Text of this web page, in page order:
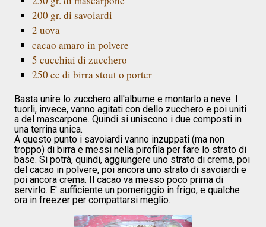
200 gr. di savoiardi
2 uova
cacao amaro in polvere
5 cucchiai di zucchero
250 cc di birra stout o porter
Basta unire lo zucchero all'albume e montarlo a neve. I
tuorli, invece, vanno agitati con dello zucchero e poi uniti
a del mascarpone. Quindi si uniscono i due composti in
una terrina unica.
A questo punto i savoiardi vanno inzuppati (ma non
troppo) di birra e messi nella pirofila per fare lo strato di
base. Si potrà, quindi, aggiungere uno strato di crema, poi
del cacao in polvere, poi ancora uno strato di savoiardi e
poi ancora crema. Il cacao va messo poco prima di
servirlo. E' sufficiente un pomeriggio in frigo, e qualche
ora in freezer per compattarsi meglio.